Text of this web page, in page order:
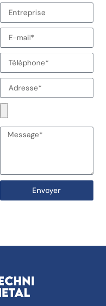
Envoyer